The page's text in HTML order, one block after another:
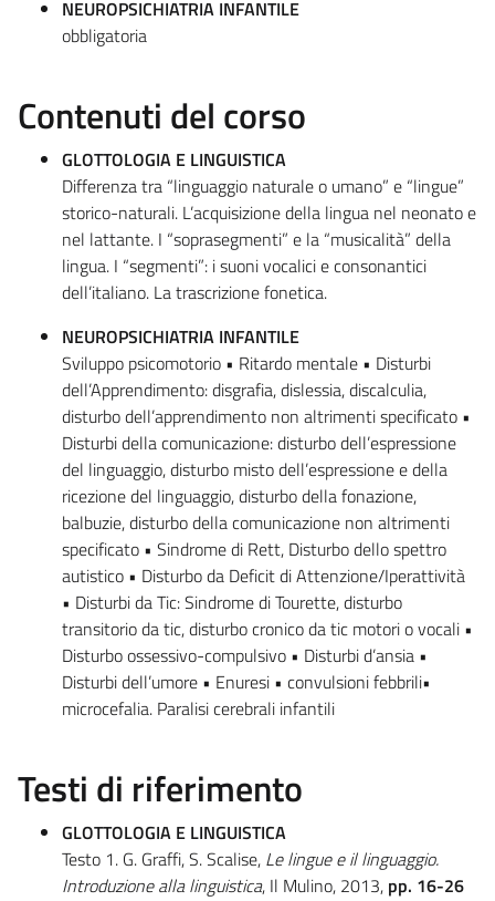
NEUROPSICHIATRIA INFANTILE
obbligatoria
Contenuti del corso
GLOTTOLOGIA E LINGUISTICA
Differenza tra “linguaggio naturale o umano” e “lingue”
storico-naturali. L’acquisizione della lingua nel neonato e
nel lattante. I “soprasegmenti” e la “musicalità” della
lingua. I “segmenti”: i suoni vocalici e consonantici
dell’italiano. La trascrizione fonetica.
NEUROPSICHIATRIA INFANTILE
Sviluppo psicomotorio • Ritardo mentale • Disturbi
dell’Apprendimento: disgrafia, dislessia, discalculia,
disturbo dell’apprendimento non altrimenti specificato •
Disturbi della comunicazione: disturbo dell’espressione
del linguaggio, disturbo misto dell’espressione e della
ricezione del linguaggio, disturbo della fonazione,
balbuzie, disturbo della comunicazione non altrimenti
specificato • Sindrome di Rett, Disturbo dello spettro
autistico • Disturbo da Deficit di Attenzione/Iperattività
• Disturbi da Tic: Sindrome di Tourette, disturbo
transitorio da tic, disturbo cronico da tic motori o vocali •
Disturbo ossessivo-compulsivo • Disturbi d’ansia •
Disturbi dell’umore • Enuresi • convulsioni febbrili•
microcefalia. Paralisi cerebrali infantili
Testi di riferimento
GLOTTOLOGIA E LINGUISTICA
Testo 1. G. Graffi, S. Scalise, Le lingue e il linguaggio.
Introduzione alla linguistica, Il Mulino, 2013, pp. 16-26